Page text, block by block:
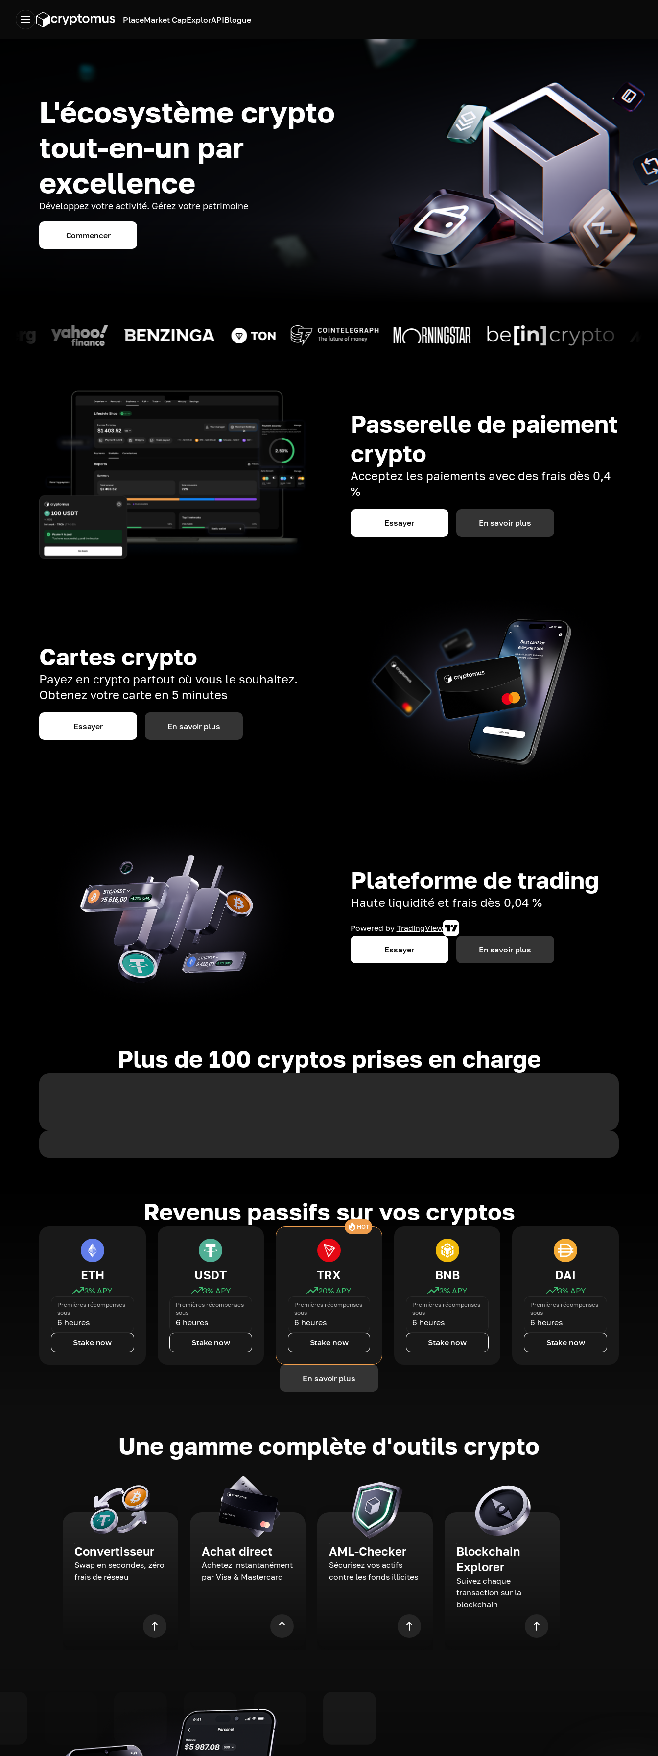
PlaceMarket CapExplorAPIBlogue
L'écosystème crypto
tout-en-un par
excellence
Développez votre activité. Gérez votre patrimoine
Commencer
Passerelle de paiement
crypto
Acceptez les paiements avec des frais dès 0,4
%
Essayer En savoir plus
Cartes crypto
Payez en crypto partout où vous le souhaitez.
Obtenez votre carte en 5 minutes
Essayer En savoir plus
Plateforme de trading
Haute liquidité et frais dès 0,04 %
Powered by TradingView
Essayer En savoir plus
Plus de 100 cryptos prises en charge
Revenus passifs sur vos cryptos
ETH
3% APY
Premières récompenses
sous
6 heures
Stake now
USDT
3% APY
Premières récompenses
sous
6 heures
Stake now
HOT
TRX
20% APY
Premières récompenses
sous
6 heures
Stake now
BNB
3% APY
Premières récompenses
sous
6 heures
Stake now
DAI
3% APY
Premières récompenses
sous
6 heures
Stake now
En savoir plus
Une gamme complète d'outils crypto
Convertisseur
Swap en secondes, zéro
frais de réseau
Achat direct
Achetez instantanément
par Visa & Mastercard
AML-Checker
Sécurisez vos actifs
contre les fonds illicites
Blockchain
Explorer
Suivez chaque
transaction sur la
blockchain